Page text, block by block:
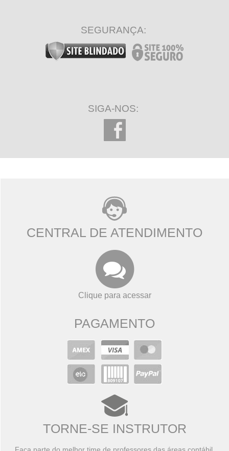
SEGURANÇA:
SIGA-NOS:
CENTRAL DE ATENDIMENTO
Clique para acessar
PAGAMENTO
TORNE-SE INSTRUTOR